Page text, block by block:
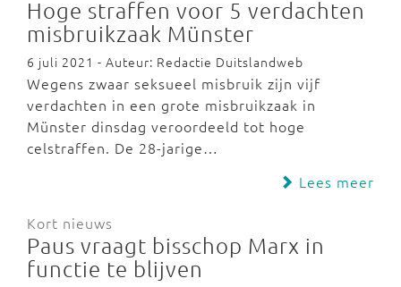
Hoge straffen voor 5 verdachten
misbruikzaak Münster
6 juli 2021 - Auteur: Redactie Duitslandweb
Wegens zwaar seksueel misbruik zijn vijf
verdachten in een grote misbruikzaak in
Münster dinsdag veroordeeld tot hoge
celstraffen. De 28-jarige…
Lees meer
Kort nieuws
Paus vraagt bisschop Marx in
functie te blijven